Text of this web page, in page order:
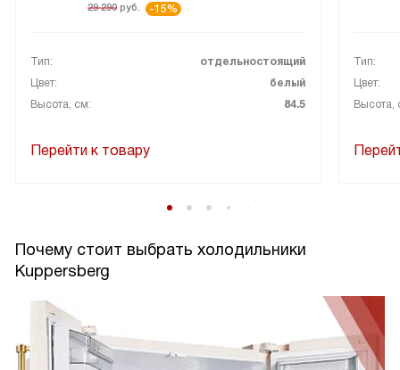
29 290 руб. -15%
Тип:
отдельностоящий
Цвет:
белый
Высота, см:
84.5
Перейти к товару
Тип:
Цвет:
Высота,
Почему стоит выбрать холодильники
Kuppersberg